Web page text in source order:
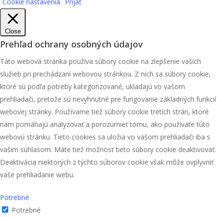
Close
Prehľad ochrany osobných údajov
Táto webová stránka používa súbory cookie na zlepšenie vašich
služieb pri prechádzaní webovou stránkou. Z nich sa súbory cookie,
ktoré sú podľa potreby kategorizované, ukladajú vo vašom
prehliadači, pretože sú nevyhnutné pre fungovanie základných funkcií
webovej stránky. Používame tiež súbory cookie tretích strán, ktoré
nám pomáhajú analyzovať a porozumieť tomu, ako používate túto
webovú stránku. Tieto cookies sa uložia vo vašom prehliadači iba s
vašim súhlasom. Máte tiež možnosť tieto súbory cookie deaktivovať.
Deaktivácia niektorých z týchto súborov cookie však môže ovplyvniť
vaše prehliadanie webu.
Potrebné
Potrebné